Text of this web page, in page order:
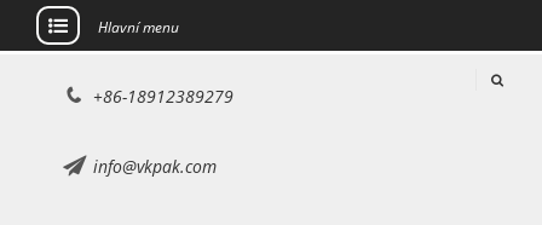
Hlavní menu
+86-18912389279
info@vkpak.com